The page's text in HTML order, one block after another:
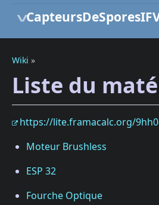
Wiki »
Liste du
https://lite.framacalc.org/
Moteur Brushless
ESP 32
Fourche Optique